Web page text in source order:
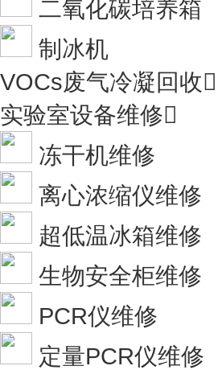
二氧化碳培养箱
制冰机
VOCs废气冷凝回收
实验室设备维修
冻干机维修
离心浓缩仪维修
超低温冰箱维修
生物安全柜维修
PCR仪维修
定量PCR仪维修